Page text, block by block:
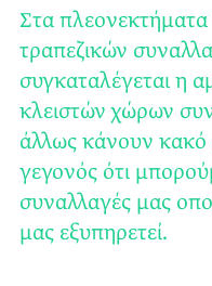
Στα πλεονεκτήματα
τραπεζικών
συγκαταλέγεται η
κλειστών χώρων
άλλως κάνουν κακό
γεγονός ότι
συναλλαγές μας
μας εξυπηρετεί.